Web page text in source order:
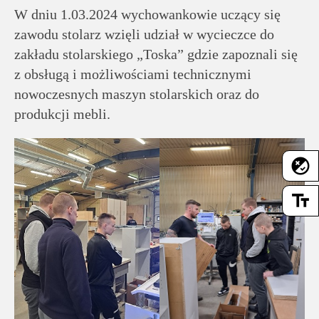
flaky
text_fields
Dla
pracowników
Historia
Wirtualny
spacer
Mapa
strony
Deklaracja
dostępności
W dniu 1.03.2024 wychowankowie uczący się
zawodu stolarz wzięli udział w wycieczce do
zakładu stolarskiego „Toska” gdzie zapoznali się
z obsługą i możliwościami technicznymi
nowoczesnych maszyn stolarskich oraz do
produkcji mebli.